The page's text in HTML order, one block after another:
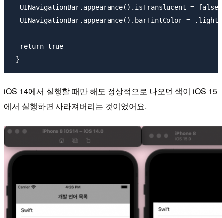
  UINavigationBar.appearance().isTranslucent = false
UINavigationBar.appearance().barTintColor =
  return true
iOS 14에서 실행할 때만 해도 정상적으로 나오던 색이 iOS 15
에서 실행하면 사라져버리는 것이었어요.